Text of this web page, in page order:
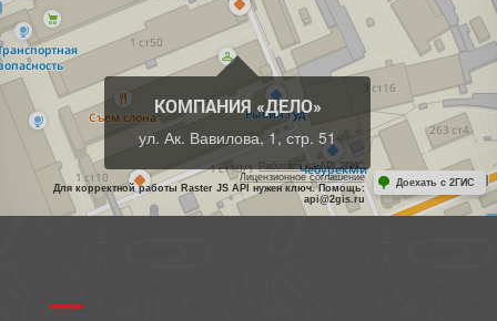
КОМПАНИЯ «ДЕЛО»
ул. Ак. Вавилова, 1, стр. 51
Работает на API 2ГИС
Лицензионное соглашение
Для корректной работы Raster JS API нужен ключ. Помощь:
api@2gis.ru
Доехать с 2ГИС